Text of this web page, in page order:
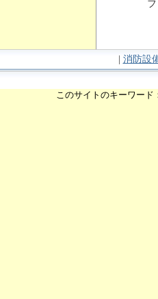
消防設
このサイトのキーワード